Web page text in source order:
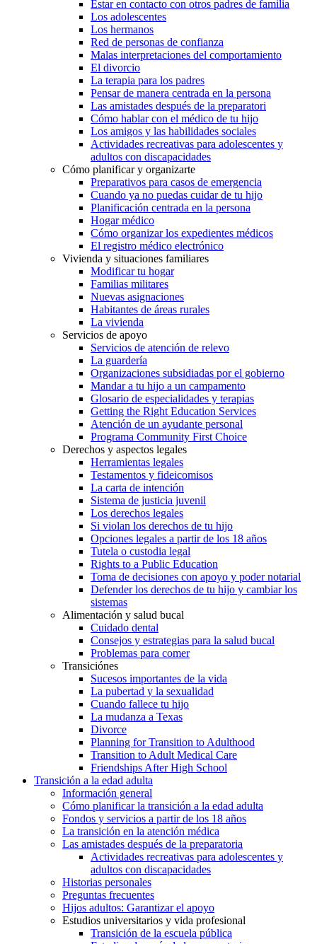
Estar en contacto con otros padres de familia
Los adolescentes
Los hermanos
Red de personas de confianza
Malas interpretaciones del comportamiento
El divorcio
La terapia para los padres
Pensar de manera centrada en la persona
Las amistades después de la preparatori
Cómo hablar con el médico de tu hijo
Los amigos y las habilidades sociales
Actividades recreativas para adolescentes y
adultos con discapacidades
Cómo planificar y organizarte
Preparativos para casos de emergencia
Cuando ya no puedas cuidar de tu hijo
Planificación centrada en la persona
Hogar médico
Cómo organizar los expedientes médicos
El registro médico electrónico
Vivienda y situaciones familiares
Modificar tu hogar
Familias militares
Nuevas asignaciones
Habitantes de áreas rurales
La vivienda
Servicios de apoyo
Servicios de atención de relevo
La guardería
Organizaciones subsidiadas por el gobierno
Mandar a tu hijo a un campamento
Glosario de especialidades y terapias
Getting the Right Education Services
Atención de un ayudante personal
Programa Community First Choice
Derechos y aspectos legales
Herramientas legales
Testamentos y fideicomisos
La carta de intención
Sistema de justicia juvenil
Los derechos legales
Si violan los derechos de tu hijo
Opciones legales a partir de los 18 años
Tutela o custodia legal
Rights to a Public Education
Toma de decisiones con apoyo y poder notarial
Defender los derechos de tu hijo y cambiar los
sistemas
Alimentación y salud bucal
Cuidado dental
Consejos y estrategias para la salud bucal
Problemas para comer
Transiciónes
Sucesos importantes de la vida
La pubertad y la sexualidad
Cuando fallece tu hijo
La mudanza a Texas
Divorce
Planning for Transition to Adulthood
Transition to Adult Medical Care
Friendships After High School
Transición a la edad adulta
Información general
Cómo planificar la transición a la edad adulta
Fondos y servicios a partir de los 18 años
La transición en la atención médica
Las amistades después de la preparatoria
Actividades recreativas para adolescentes y
adultos con discapacidades
Historias personales
Preguntas frecuentes
Hijos adultos: Garantizar el apoyo
Estudios universitarios y vida profesional
Transición de la escuela pública